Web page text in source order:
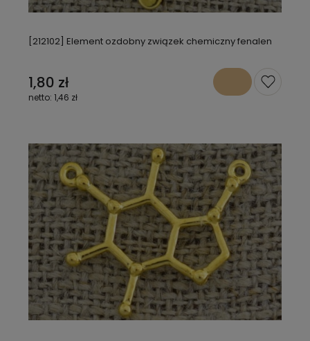
[212102] Element ozdobny związek chemiczny fenalen
1,80 zł
1,46 zł